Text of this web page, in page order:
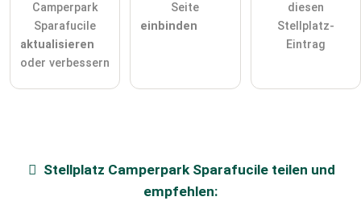
Camperpark
Sparafucile
aktualisieren
oder verbessern
Seite
einbinden
diesen
Stellplatz-
Eintrag
Stellplatz Camperpark Sparafucile teilen und
empfehlen: